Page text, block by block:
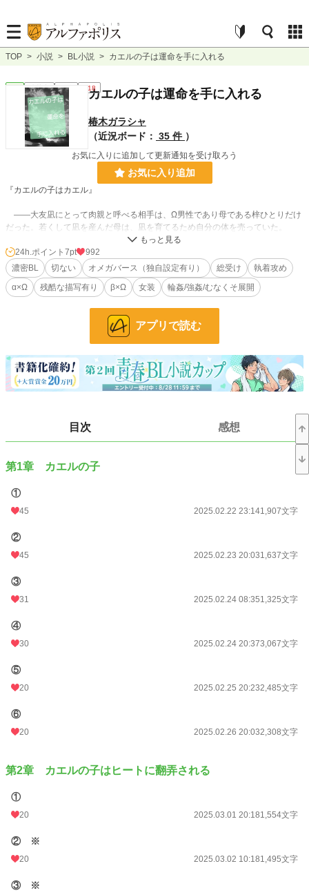
TOP > 小説 > BL小説 > カエルの子は運命を手に入れる
連載中 長編 R18
カエルの子は運命を手に入れる
椿木ガラシャ
（近況ボード： 35 件 ）
お気に入りに追加して更新通知を受け取ろう
お気に入り追加
『カエルの子はカエル』
――大友凪にとって肉親と呼べる相手は、Ω男性であり母である梓ひとりだけ
だった。若くして凪を産んだ母は、凪を育てるため自分の体を売っていた。
梓が体を売っていることは小さな街では周知の事実だった。客である男たち
は、凪が通う小学校の保護者や関係者も多く、凪は色眼鏡で見られることが多か
った。
凪に唯一やさしくしてくれるのは、同じクラスの『しゅうくん』だけだった。
そんな中、梓を番にと望むαが現れ、梓と凪は、幸せになるはずだった…。
オリジナルでは初めて書くオメガバースのお話です。お尻たたきのためにとりあ
母子はそれぞれ総受けです。色んな男性と関係を結びます。
追記：受けの女装、道具を使ってのプレイ、輪姦などもあります。
小説 37,130 位 / 228,637 件
BL 9,886 位 / 31,391 件
お気に入り
24h.ポイント
文字数
初回公開日時
累計ポイント
24h.ポイント 7pt
992
濃密BL
切ない オメガバース（独自設定有り） 総受け
執着攻め
α×Ω
残酷な描写有り β×Ω 女装 輪姦/強姦/むなくそ展開
アプリで読む
目次 感想
第1章 カエルの子
①
45 2025.02.22 23:141,907文字
②
45 2025.02.23 20:031,637文字
③
31 2025.02.24 08:351,325文字
④
30 2025.02.24 20:373,067文字
⑤
20 2025.02.25 20:232,485文字
⑥
20 2025.02.26 20:032,308文字
第2章 カエルの子はヒートに翻弄される
①
20 2025.03.01 20:181,554文字
② ※
20 2025.03.02 10:181,495文字
③ ※